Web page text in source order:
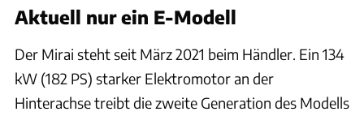
Aktuell nur ein E-Modell
Der Mirai steht seit März 2021 beim Händler. Ein 134
kW (182 PS) starker Elektromotor an der
Hinterachse treibt die zweite Generation des Modells